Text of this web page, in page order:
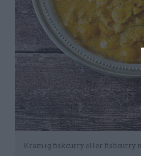
Krämig fiskcurry eller fishcurry